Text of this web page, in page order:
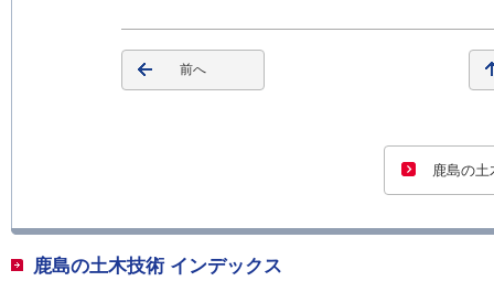
前へ
鹿島の
鹿島の土木技術 インデックス